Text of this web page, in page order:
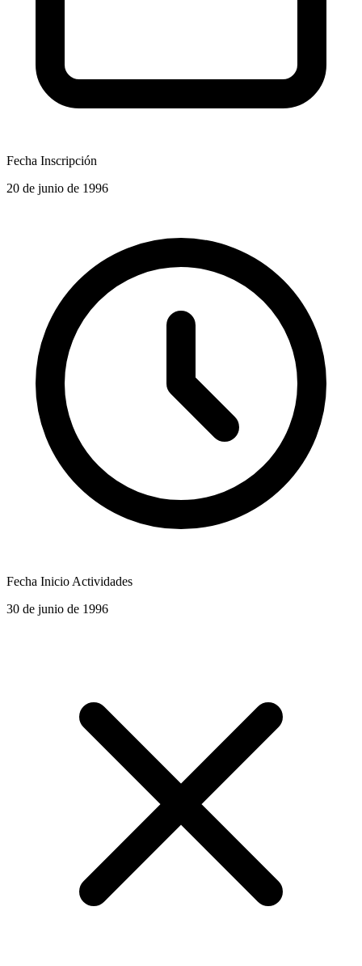
Fecha Inscripción
20 de junio de 1996
Fecha Inicio Actividades
30 de junio de 1996